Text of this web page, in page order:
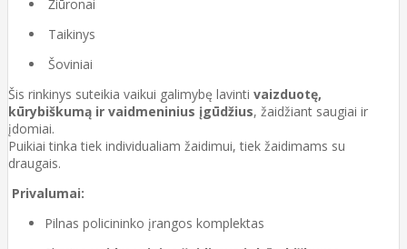
Žiūronai
Taikinys
Šoviniai
Šis rinkinys suteikia vaikui galimybę lavinti vaizduotę,
kūrybiškumą ir vaidmeninius įgūdžius, žaidžiant saugiai ir
įdomiai.
Puikiai tinka tiek individualiam žaidimui, tiek žaidimams su
draugais.
Privalumai:
Pilnas policininko įrangos komplektas